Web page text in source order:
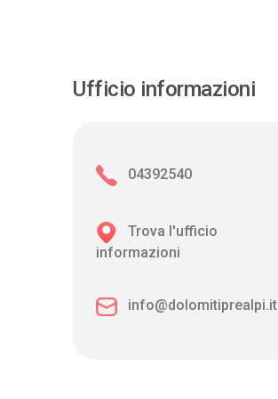
Ufficio informazioni
04392540
Trova l'ufficio
informazioni
info@dolomitiprealpi.it